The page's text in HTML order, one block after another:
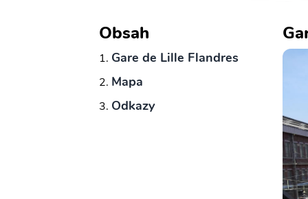
Obsah
Gare de Lille Flandres
Mapa
Odkazy